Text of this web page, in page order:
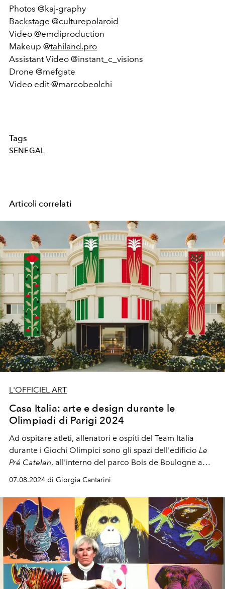
Photos @kaj-graphy
Backstage @culturepolaroid
Video @emdiproduction
Makeup @tahiland.pro
Assistant Video @instant_c_visions
Drone @mefgate
Video edit @marcobeolchi
Tags
SENEGAL
Articoli correlati
L'OFFICIEL ART
Casa Italia: arte e design durante le
Olimpiadi di Parigi 2024
Ad ospitare atleti, allenatori e ospiti del Team Italia
durante i Giochi Olimpici sono gli spazi dell'edificio Le
Pré Catelan, all'interno del parco Bois de Boulogne a
Parigi. Un progetto che trasforma gli spazi del palazzo in
uno spazio espositivo capace di raccontare la cultura
italiana grazie alle sue eccellenze. A inaugurare il
quartier generale azzurro è stato il presidente della
Repubblica Mattarella. La prima sala è decorata con
l'arazzo di Giovanni Bonotto, imprenditore tessile e
artista della Fondazione Bonotto, raffigurante l'Italia e i
geni della storia. In una sezione dell'arazzo verranno
appese le medaglie che saranno vinte dagli atleti
italiani.
07.08.2024 di Giorgia Cantarini